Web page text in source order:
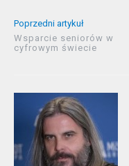
Poprzedni artykuł
Wsparcie seniorów w
cyfrowym świecie